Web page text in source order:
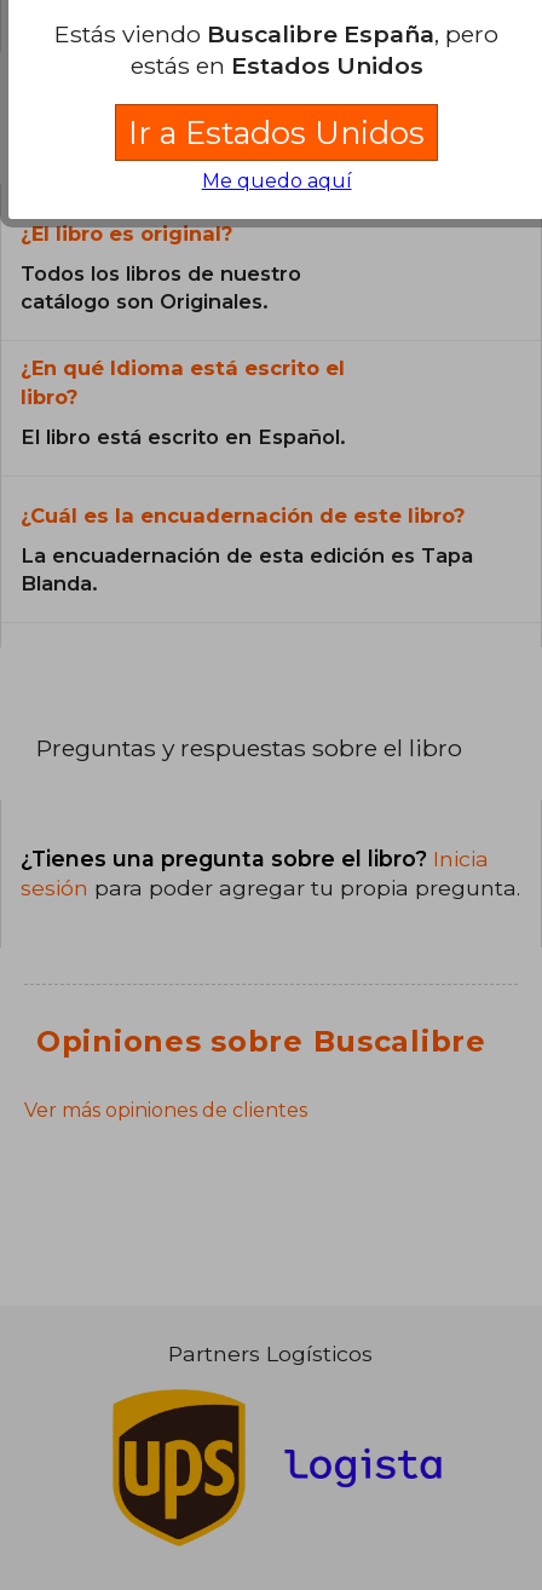
Preguntas frecuentes sobre el libro
¿El libro es original?
Todos los libros de nuestro
catálogo son Originales.
¿En qué Idioma está escrito el
libro?
El libro está escrito en Español.
¿Cuál es la encuadernación de este libro?
La encuadernación de esta edición es Tapa
Blanda.
Preguntas y respuestas sobre el libro
¿Tienes una pregunta sobre el libro? Inicia
sesión para poder agregar tu propia pregunta.
Opiniones sobre Buscalibre
Ver más opiniones de clientes
Partners Logísticos
Estás viendo Buscalibre España, pero
estás en Estados Unidos
Ir a Estados Unidos
Me quedo aquí